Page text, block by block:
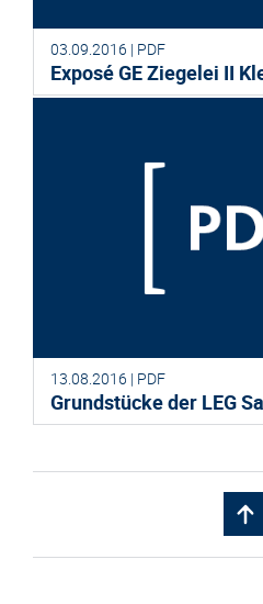
03.09.2016 | PDF
Exposé GE Ziegelei II
13.08.2016 | PDF
Grundstücke der LEG